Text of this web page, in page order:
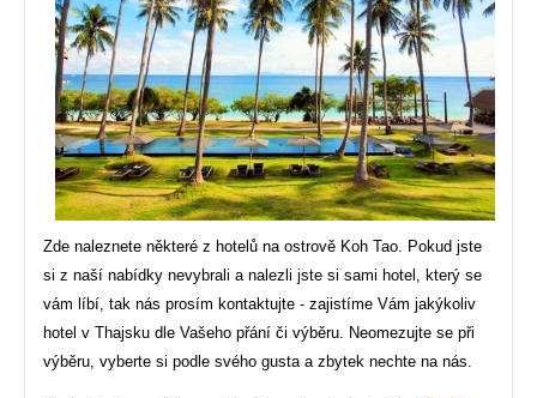
Zde naleznete některé z hotelů na ostrově Koh Tao. Pokud jste
si z naší nabídky nevybrali a nalezli jste si sami hotel, který se
vám líbí, tak nás prosím kontaktujte - zajistíme Vám jakýkoliv
hotel v Thajsku dle Vašeho přání či výběru. Neomezujte se při
výběru, vyberte si podle svého gusta a zbytek nechte na nás.